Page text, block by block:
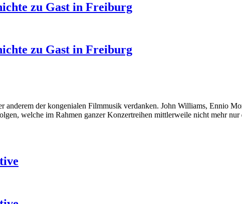
zu Gast in Freiburg
zu Gast in Freiburg
anderem der kongenialen Filmmusik verdanken. John Williams, Ennio
welche im Rahmen ganzer Konzertreihen mittlerweile nicht mehr